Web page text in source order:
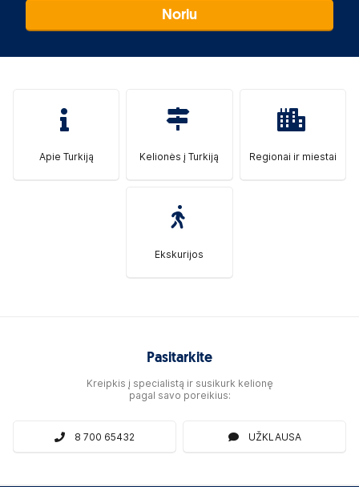
Noriu
Apie Turkiją Kelionės į Turkiją Regionai ir miestai
Ekskurijos
Pasitarkite
Kreipkis į specialistą ir susikurk kelionę
pagal savo poreikius:
8 700 65432 UŽKLAUSA